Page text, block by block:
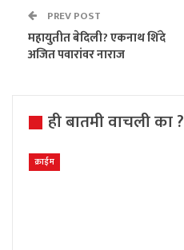
PREV POST
महायुतीत बेदिली? एकनाथ शिंदे
अजित पवारांवर नाराज
ही बातमी वाचली का ?
क्राईम